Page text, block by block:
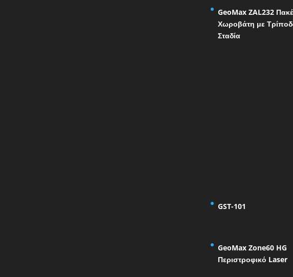
GeoMax ZAL232
Χωροβάτη με
Σταδία
GST-101
GeoMax Zone60 HG
Περιστροφικό Laser